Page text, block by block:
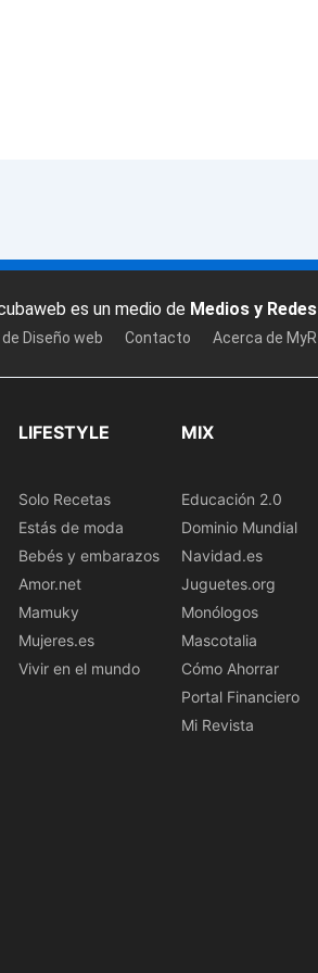
es un medio de Medios y Redes
Diseño web Contacto Acerca de MyR
LIFESTYLE
Solo Recetas
Estás de moda
Bebés y embarazos
Amor.net
Mamuky
Mujeres.es
Vivir en el mundo
MIX
Educación 2.0
Dominio Mundial
Navidad.es
Juguetes.org
Monólogos
Mascotalia
Cómo Ahorrar
Portal Financiero
Mi Revista